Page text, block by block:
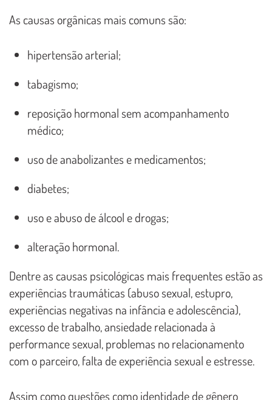
As causas orgânicas mais comuns são:
hipertensão arterial;
tabagismo;
reposição hormonal sem acompanhamento
médico;
uso de anabolizantes e medicamentos;
diabetes;
uso e abuso de álcool e drogas;
alteração hormonal.
Dentre as causas psicológicas mais frequentes estão as
experiências traumáticas (abuso sexual, estupro,
experiências negativas na infância e adolescência),
excesso de trabalho, ansiedade relacionada à
performance sexual, problemas no relacionamento
com o parceiro, falta de experiência sexual e estresse.
Assim como questões como identidade de gênero